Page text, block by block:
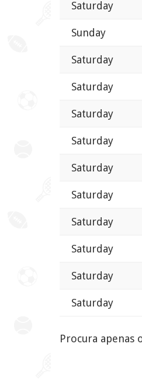
Saturday
Sunday
Saturday
Saturday
Saturday
Saturday
Saturday
Saturday
Saturday
Saturday
Saturday
Saturday
Procura apenas